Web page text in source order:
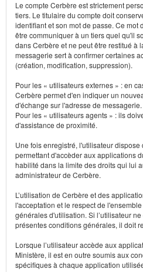
Le compte Cerbère est strictement
tiers. Le titulaire du compte doit
identifiant et son mot de passe. Ce mot
être communiquer à un tiers quel qu'il
dans Cerbère et ne peut être restitué à
messagerie sert à confirmer certaines
(création, modification, suppression).
Pour les « utilisateurs externes » : en
Cerbère permet d'en indiquer un
d'échange sur l'adresse de messagerie.
Pour les « utilisateurs agents » : ils
d'assistance de proximité.
Une fois enregistré, l'utilisateur
permettant d'accèder aux applications
habilité dans la limite des droits qui lui
administrateur de Cerbère.
L’utilisation de Cerbère et des
l'acceptation et le respect de
générales d'utilisation. Si l’utilisateur
présentes conditions générales, il doit
Lorsque l’utilisateur accède aux
Ministère, il est en outre soumis aux
spécifiques à chaque application